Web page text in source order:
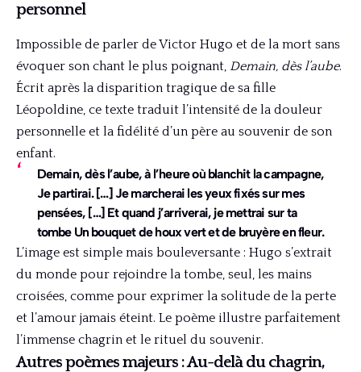
personnel
Impossible de parler de Victor Hugo et de la mort sans
évoquer son chant le plus poignant, Demain, dès l’aube.
Écrit après la disparition tragique de sa fille
Léopoldine, ce texte traduit l’intensité de la douleur
personnelle et la fidélité d’un père au souvenir de son
enfant.
Demain, dès l’aube, à l’heure où blanchit la campagne,
Je partirai. […] Je marcherai les yeux fixés sur mes
pensées, […] Et quand j’arriverai, je mettrai sur ta
tombe Un bouquet de houx vert et de bruyère en fleur.
L’image est simple mais bouleversante : Hugo s’extrait
du monde pour rejoindre la tombe, seul, les mains
croisées, comme pour exprimer la solitude de la perte
et l’amour jamais éteint. Le poème illustre parfaitement
l’immense chagrin et le rituel du souvenir.
Autres poèmes majeurs : Au-delà du chagrin,